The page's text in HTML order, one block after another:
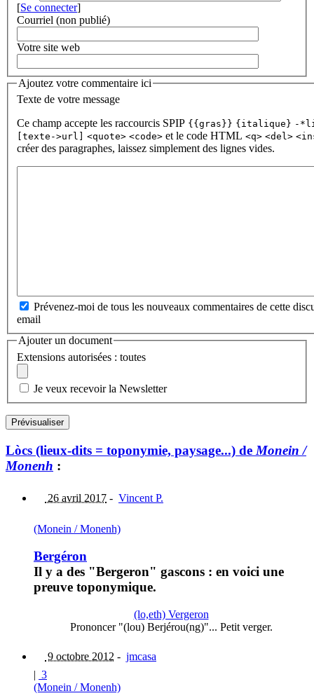
[Se connecter]
Courriel (non publié)
Votre site web
Ajoutez votre commentaire ici
Texte de votre message
Ce champ accepte les raccourcis SPIP {{gras}} {italique} -
[texte->url]
<quote> <code> et le code HTML <q> <del>
créer des paragraphes, laissez simplement des lignes vides.
Prévenez-moi de tous les nouveaux commentaires de cette
email
Ajouter un document
Extensions autorisées : toutes
Je veux recevoir la Newsletter
Lòcs (lieux-dits = toponymie, paysage...) de Monein /
Monenh :
26 avril 2017 - Vincent P.
(Monein / Monenh)
Bergéron
Il y a des "Bergeron" gascons : en voici une
preuve toponymique.
(lo,eth) Vergeron
Prononcer "(lou) Berjérou(ng)"... Petit verger.
9 octobre 2012 - jmcasa
| 3
(Monein / Monenh)